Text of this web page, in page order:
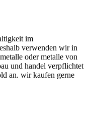
im
verwenden wir in
oder metalle von
und handel verpflichtet
an. wir kaufen gerne